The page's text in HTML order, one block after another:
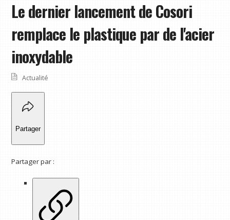
Le dernier lancement de Cosori
remplace le plastique par de l'acier
inoxydable
Actualité
Partager
Partager par :